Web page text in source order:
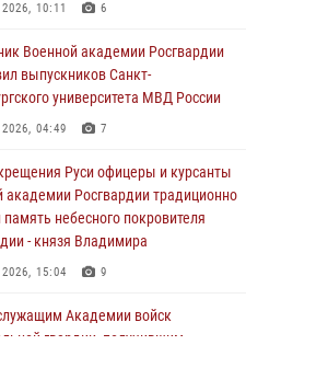
10:11 6
Военной академии Росгвардии
выпускников Санкт-
университета МВД России
04:49 7
Руси офицеры и курсанты
академии Росгвардии традиционно
память небесного покровителя
- князя Владимира
15:04 9
Академии войск
гвардии, получившим